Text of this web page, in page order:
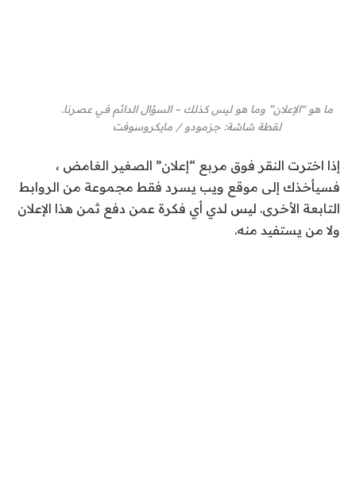
ما هو “الإعلان” وما هو ليس كذلك – السؤال الدائم في عصرنا.
لقطة شاشة: جزمودو / مايكروسوفت
إذا اخترت النقر فوق مربع “إعلان” الصغير الغامض ،
فسيأخذك إلى موقع ويب يسرد فقط مجموعة من الروابط
التابعة الأخرى. ليس لدي أي فكرة عمن دفع ثمن هذا الإعلان
ولا من يستفيد منه.